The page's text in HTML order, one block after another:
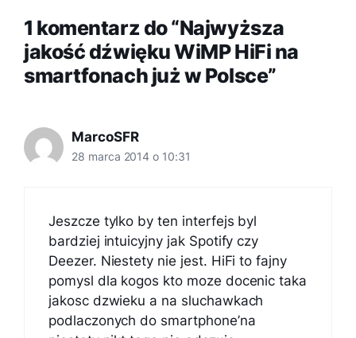
1 komentarz do “Najwyższa
jakość dźwięku WiMP HiFi na
smartfonach już w Polsce”
MarcoSFR
28 marca 2014 o 10:31
Jeszcze tylko by ten interfejs byl
bardziej intuicyjny jak Spotify czy
Deezer. Niestety nie jest. HiFi to fajny
pomysl dla kogos kto moze docenic taka
jakosc dzwieku a na sluchawkach
podlaczonych do smartphone’na